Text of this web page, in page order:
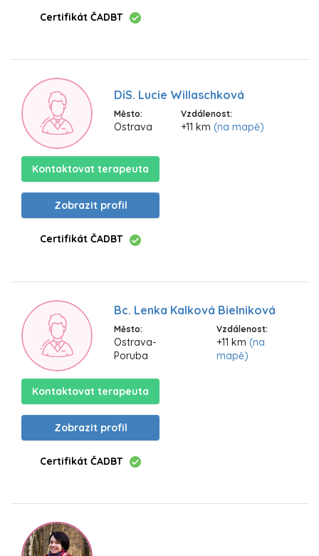
Certifikát ČADBT
DiS. Lucie Willaschková
Město:
Ostrava
Vzdálenost:
+11 km (na mapě)
Kontaktovat terapeuta
Zobrazit profil
Certifikát ČADBT
Bc. Lenka Kalková Bielniková
Město:
Ostrava-
Poruba
Vzdálenost:
+11 km(na
mapě)
Kontaktovat terapeuta
Zobrazit profil
Certifikát ČADBT